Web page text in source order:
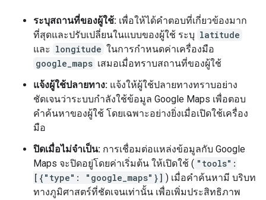
ระบุสถานที่ของผู้ใช้: เพื่อให้ได้คำตอบที่เกี่ยวข้องมาก
ที่สุดและปรับเปลี่ยนในแบบของผู้ใช้ ระบุ latitude
และ longitude ในการกำหนดค่าเครื่องมือ
google_maps เสมอเมื่อทราบสถานที่ของผู้ใช้
แจ้งผู้ใช้ปลายทาง: แจ้งให้ผู้ใช้ปลายทางทราบอย่าง
ชัดเจนว่าระบบกำลังใช้ข้อมูล Google Maps เพื่อตอบ
คำค้นหาของผู้ใช้ โดยเฉพาะอย่างยิ่งเมื่อเปิดใช้เครื่อง
มือ
ปิดเมื่อไม่จำเป็น: การเชื่อมต่อแหล่งข้อมูลกับ Google
Maps จะปิดอยู่โดยค่าเริ่มต้น ให้เปิดใช้ ( "tools":
[{"type": "google_maps"}] ) เมื่อคำค้นหามี บริบท
ทางภูมิศาสตร์ที่ชัดเจนเท่านั้น เพื่อเพิ่มประสิทธิภาพ